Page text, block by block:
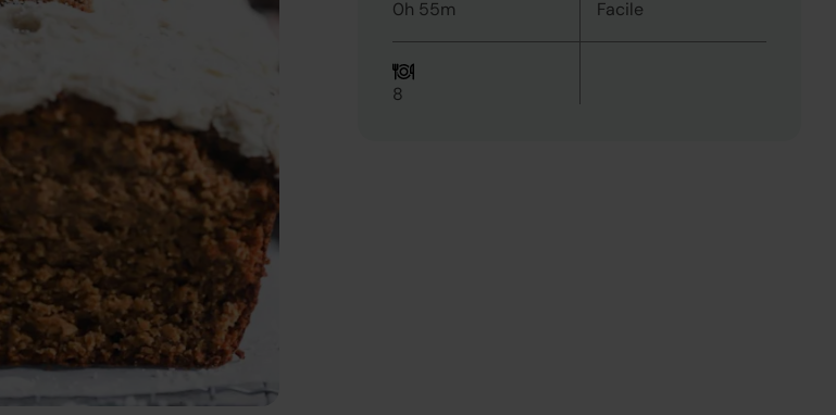
0h 55m Facile
8